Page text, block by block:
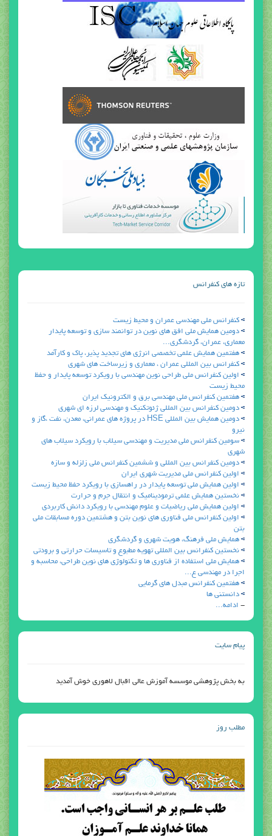
تازه هاي كنفرانس
كنفرانس ملي مهندسي عمران و محيط زيست
دومين همايش ملي افق هاي نوين در توانمند سازي و توسعه پايدار
معماري، عمران، گردشگري...
هفتمين همايش علمي تخصصي انرژي هاي تجديد پذير، پاك و كارآمد
كنفرانس بين المللي عمران ، معماري و زيرساخت هاي شهري
اولين كنفرانس ملي طراحي نوين مهندسي با رويكرد توسعه پايدار و حفظ
محيط زيست
هفتمين كنفرانس ملي مهندسي برق و الكترونيك ايران
دومين كنفرانس بين المللي ژئوتكنيك و مهندسي لرزه اي شهري
دومين همايش بين المللي HSE در پروژه هاي عمراني، معدن، نفت ،گاز و
نيرو
سومين كنفرانس ملي مديريت و مهندسي سيلاب با رويكرد سيلاب هاي
شهري
دومين كنفرانس بين المللي و ششمين كنفرانس ملي زلزله و سازه
اولين كنفرانس ملي مديريت شهري ايران
اولين همايش ملي توسعه پايدار در راهسازي با رويكرد حفظ محيط زيست
نخستين همايش علمي ترموديناميك و انتقال جرم و حرارت
اولين همايش ملي رياضيات و علوم مهندسي با رويكرد دانش كاربردي
اولين كنفرانس ملي فناوري هاي نوين بتن و هشتمين دوره مسابقات ملي
بتن
همايش ملي فرهنگ، هويت شهري و گردشگري
نخستين كنفرانس بين المللي تهويه مطبوع و تاسيسات حرارتي و برودتي
همايش ملي استفاده از فناوري ها و تكنولوژي هاي نوين طراحي، محاسبه و
اجرا در مهندسي ع...
هفتمين كنفرانس مبدل هاي گرمايي
دانستني ها
- ادامه...
پیام سایت
به بخش پژوهشی موسسه آموزش عالی اقبال لاهوری خوش آمدید
مطلب روز